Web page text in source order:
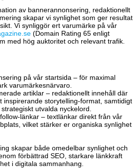
av bannerannonsering, redaktionellt
skapar vi synlighet som ger resultat
Vi synliggör ert varumärke på vår
(Domain Rating 65 enligt
med hög auktoritet och relevant trafik.
på vår startsida – för maximal
varumärkesnärvaro.
artiklar – redaktionellt innehåll där
inspirerande storytelling-format, samtidigt
utvalda nyckelord.
länkar – textlänkar direkt från vår
vilket stärker er organiska synlighet
skapar både omedelbar synlighet och
förbättrad SEO, starkare länkkraft
i digitala sammanhang.